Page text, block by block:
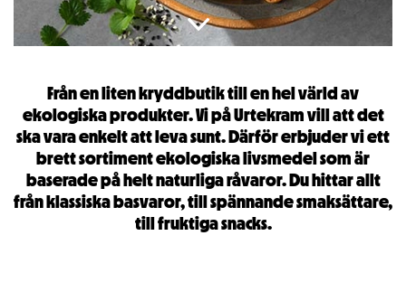
Från en liten kryddbutik till en hel värld av
ekologiska produkter. Vi på Urtekram vill att det
ska vara enkelt att leva sunt. Därför erbjuder vi ett
brett sortiment ekologiska livsmedel som är
baserade på helt naturliga råvaror. Du hittar allt
från klassiska basvaror, till spännande smaksättare,
till fruktiga snacks.